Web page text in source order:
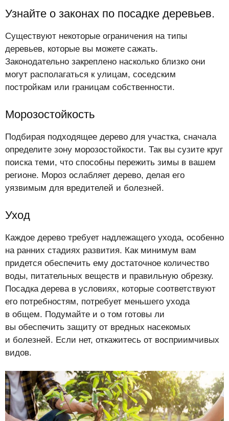
Узнайте о законах по посадке деревьев.
Существуют некоторые ограничения на типы
деревьев, которые вы можете сажать.
Законодательно закреплено насколько близко они
могут располагаться к улицам, соседским
постройкам или границам собственности.
Морозостойкость
Подбирая подходящее дерево для участка, сначала
определите зону морозостойкости. Так вы сузите круг
поиска теми, что способны пережить зимы в вашем
регионе. Мороз ослабляет дерево, делая его
уязвимым для вредителей и болезней.
Уход
Каждое дерево требует надлежащего ухода, особенно
на ранних стадиях развития. Как минимум вам
придется обеспечить ему достаточное количество
воды, питательных веществ и правильную обрезку.
Посадка дерева в условиях, которые соответствуют
его потребностям, потребует меньшего ухода
в общем. Подумайте и о том готовы ли
вы обеспечить защиту от вредных насекомых
и болезней. Если нет, откажитесь от восприимчивых
видов.